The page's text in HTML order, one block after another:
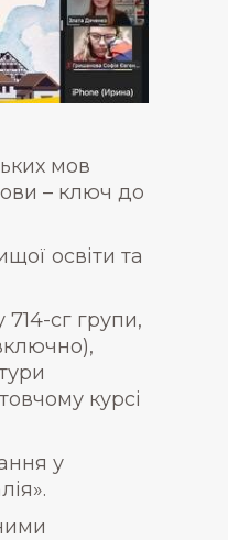
мов
– ключ до
освіти та
сг групи,
курсі
у